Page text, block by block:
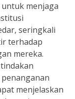
menjaga
seringkali
terhadap
mereka.
menjelaskan